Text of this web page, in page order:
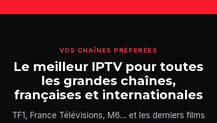
VOS CHAÎNES PRÉFÉRÉES
Le meilleur IPTV pour toutes
les grandes chaînes,
françaises et internationales
TF1, France Télévisions, M6… et les derniers films